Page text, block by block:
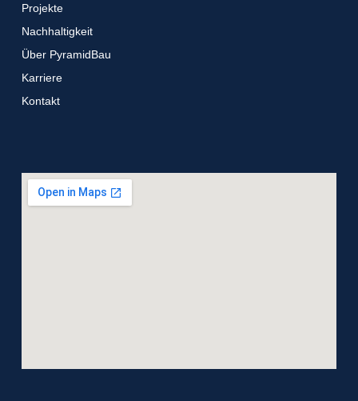
Projekte
Nachhaltigkeit
Über PyramidBau
Karriere
Kontakt